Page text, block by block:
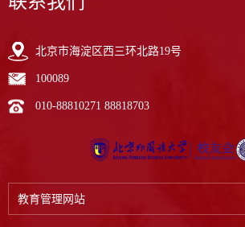
北京市海淀区西三环北路19号
100089
010-88810271 88818703
教育管理网站